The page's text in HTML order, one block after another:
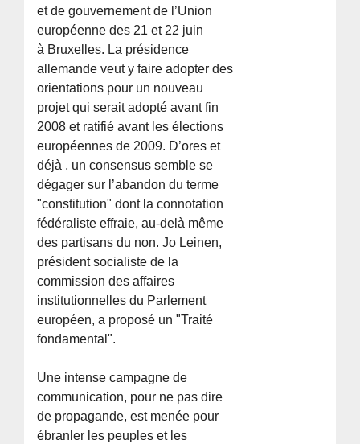
et de gouvernement de l’Union
européenne des 21 et 22 juin
à Bruxelles. La présidence
allemande veut y faire adopter des
orientations pour un nouveau
projet qui serait adopté avant fin
2008 et ratifié avant les élections
européennes de 2009. D’ores et
déjà , un consensus semble se
dégager sur l’abandon du terme
"constitution" dont la connotation
fédéraliste effraie, au-delà même
des partisans du non. Jo Leinen,
président socialiste de la
commission des affaires
institutionnelles du Parlement
européen, a proposé un "Traité
fondamental".
Une intense campagne de
communication, pour ne pas dire
de propagande, est menée pour
ébranler les peuples et les